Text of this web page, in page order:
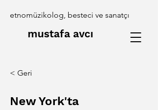
etnomüzikolog, besteci ve sanatçı
mustafa avcı
< Geri
New York'ta